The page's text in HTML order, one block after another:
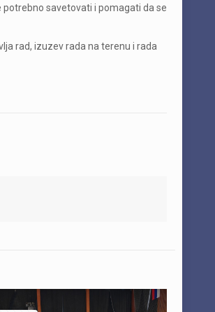
potrebno savetovati i pomagati da se
rad, izuzev rada na terenu i rada